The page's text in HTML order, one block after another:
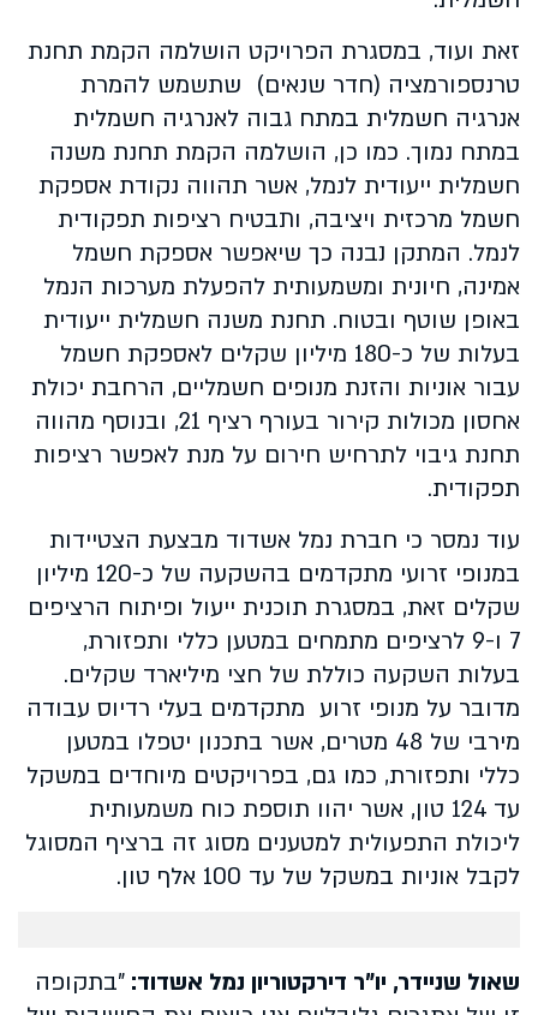
זאת ועוד, במסגרת הפרויקט הושלמה הקמת תחנת
טרנספורמציה (חדר שנאים) שתשמש להמרת
אנרגיה חשמלית במתח גבוה לאנרגיה חשמלית
במתח נמוך. כמו כן, הושלמה הקמת תחנת משנה
חשמלית ייעודית לנמל, אשר תהווה נקודת אספקת
חשמל מרכזית ויציבה, ותבטיח רציפות תפקודית
לנמל. המתקן נבנה כך שיאפשר אספקת חשמל
אמינה, חיונית ומשמעותית להפעלת מערכות הנמל
באופן שוטף ובטוח. תחנת משנה חשמלית ייעודית
בעלות של כ-180 מיליון שקלים לאספקת חשמל
עבור אוניות והזנת מנופים חשמליים, הרחבת יכולת
אחסון מכולות קירור בעורף רציף 21, ובנוסף מהווה
תחנת גיבוי לתרחיש חירום על מנת לאפשר רציפות
תפקודית.
עוד נמסר כי חברת נמל אשדוד מבצעת הצטיידות
במנופי זרועי מתקדמים בהשקעה של כ-120 מיליון
שקלים זאת, במסגרת תוכנית ייעול ופיתוח הרציפים
7 ו-9 לרציפים מתמחים במטען כללי ותפזורת,
בעלות השקעה כוללת של חצי מיליארד שקלים.
מדובר על מנופי זרוע מתקדמים בעלי רדיוס עבודה
מירבי של 48 מטרים, אשר בתכנון יטפלו במטען
כללי ותפזורת, כמו גם, בפרויקטים מיוחדים במשקל
עד 124 טון, אשר יהוו תוספת כוח משמעותית
ליכולת התפעולית למטענים מסוג זה ברציף המסוגל
לקבל אוניות במשקל של עד 100 אלף טון.
שאול שניידר, יו"ר דירקטוריון נמל אשדוד: "בתקופה